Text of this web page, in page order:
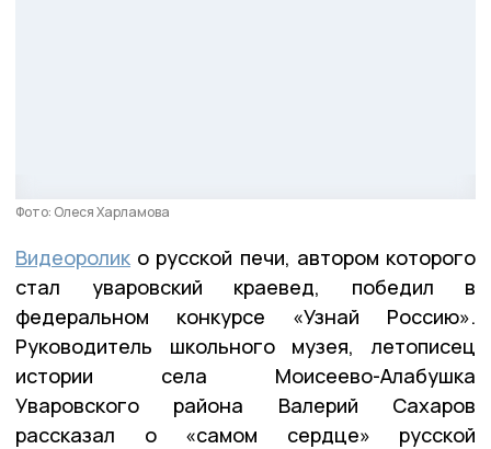
Фото: Олеся Харламова
Видеоролик о русской печи, автором которого
стал уваровский краевед, победил в
федеральном конкурсе «Узнай Россию».
Руководитель школьного музея, летописец
истории села Моисеево-Алабушка
Уваровского района Валерий Сахаров
рассказал о «самом сердце» русской